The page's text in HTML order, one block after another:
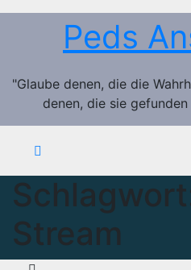
Zum
Peds
"Glaube denen, die die
denen, die sie
Stream